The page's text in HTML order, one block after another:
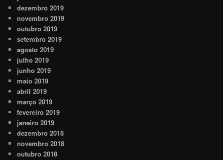
dezembro 2019
novembro 2019
outubro 2019
setembro 2019
agosto 2019
julho 2019
junho 2019
maio 2019
abril 2019
março 2019
fevereiro 2019
janeiro 2019
dezembro 2018
novembro 2018
outubro 2018